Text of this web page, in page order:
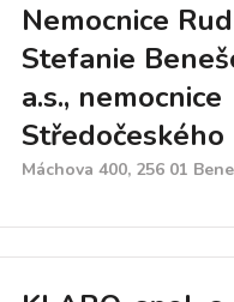
Nemocnice
Stefanie
a.s., nemocnice
Středočeského
Máchova 400, 256 01